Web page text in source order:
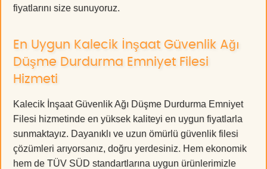
fiyatlarını size sunuyoruz.
En Uygun Kalecik İnşaat Güvenlik Ağı
Düşme Durdurma Emniyet Filesi
Hizmeti
Kalecik İnşaat Güvenlik Ağı Düşme Durdurma Emniyet
Filesi hizmetinde en yüksek kaliteyi en uygun fiyatlarla
sunmaktayız. Dayanıklı ve uzun ömürlü güvenlik filesi
çözümleri arıyorsanız, doğru yerdesiniz. Hem ekonomik
hem de TÜV SÜD standartlarına uygun ürünlerimizle